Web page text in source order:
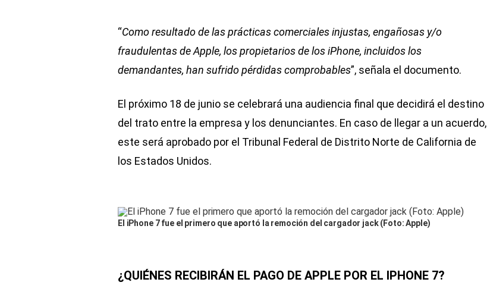
“Como resultado de las prácticas comerciales injustas, engañosas y/o
fraudulentas de Apple, los propietarios de los iPhone, incluidos los
demandantes, han sufrido pérdidas comprobables”, señala el documento.
El próximo 18 de junio se celebrará una audiencia final que decidirá el destino
del trato entre la empresa y los denunciantes. En caso de llegar a un acuerdo,
este será aprobado por el Tribunal Federal de Distrito Norte de California de
los Estados Unidos.
El iPhone 7 fue el primero que aportó la remoción del cargador jack (Foto: Apple)
¿QUIÉNES RECIBIRÁN EL PAGO DE APPLE POR EL IPHONE 7?